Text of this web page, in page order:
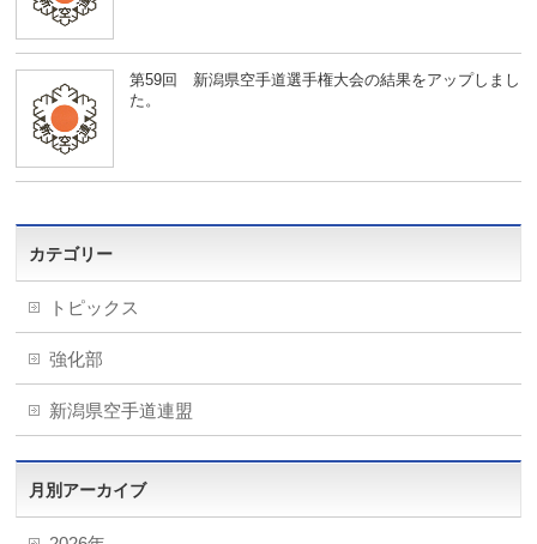
第59回 新潟県空手道選手権大会の結果をアップしまし
た。
カテゴリー
トピックス
強化部
新潟県空手道連盟
月別アーカイブ